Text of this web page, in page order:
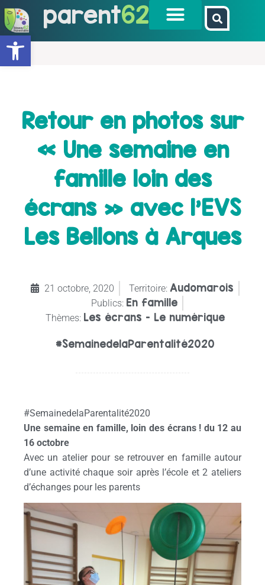
Ouvrir la barre d’outils
parent62
Retour en photos sur
« Une semaine en
famille loin des
écrans » avec l’EVS
Les Bellons à Arques
21 octobre, 2020 Territoire: Audomarois
Publics: En famille
Thèmes: Les écrans - Le numérique
#SemainedelaParentalité2020
#SemainedelaParentalité2020
Une semaine en famille, loin des écrans ! du 12 au
16 octobre
Avec un atelier pour se retrouver en famille autour
d’une activité chaque soir après l’école et 2 ateliers
d’échanges pour les parents